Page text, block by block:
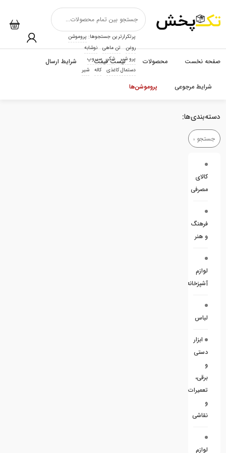
پرتکرارترین جستجوها: پروموشن
روغن
تن ماهی
نوشابه
پرو شیر
شکر
سیروپ
دستمال کاغذی
کاله شیر
صفحه نخست محصولات لیست قیمت شرایط ارسال
شرایط مرجوعی پروموشن‌ها
دسته‌بندی‌ها:
کالای
مصرفی
فرهنگ
و هنر
لوازم
آشپزخانه
لباس
ابزار
دستی
و
برقی،
تعمیرات
و
نقاشی
لوازم